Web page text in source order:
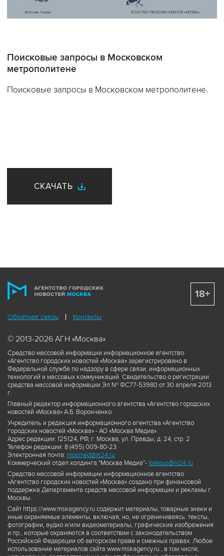
Поисковые запросы в Московском
метрополитене
Поисковые запросы в Московском метрополитене.
СКАЧАТЬ
Обратная связь Контакты
© 2013-2026 АГН «Москва»
Средство массовой информации информационное агентство
«Агентство городских новостей «Москва» зарегистрировано в
Федеральной службе по надзору в сфере связи, информационных
технологий и массовых коммуникаций. Свидетельство о регистрации
средства массовой информации Эл № ФС77-53980 от 30 апреля 2013
г.
Главный редактор информационного агентства «Агентство городских
новостей «Москва» А.Б. Воронченко.
Учредитель и редакция информационного агентства «Агентство
городских новостей «Москва» - АО «Москва Медиа».
Адрес редакции: 125124, РФ, г. Москва, ул. Правды, д. 24, стр. 2
Телефон редакции: 8 (495) 009-80-23
Электронная почта: mosmed@m24.ru
Коммерческий отдел холдинга "Москва Медиа"- ibelous@m24.ru
Средство массовой информации информационное агентство
«Агентство городских новостей «Москва» создано при финансовой
поддержке Департамента средств массовой информации и рекламы г.
Москвы.
Сайт https://www.mskagency.ru содержит материалы, товарные знаки и
иные охраняемые элементы, включая, но, не ограничиваясь: тексты,
фотографии, аудио и/или видеоматериалы, графические изображения
и пр., которые охраняются в соответствии с законодательством
Российской Федерации об авторском праве и смежных правах. Любое
использование материалов сайта www.mskagency.ru , в том числе,
18+